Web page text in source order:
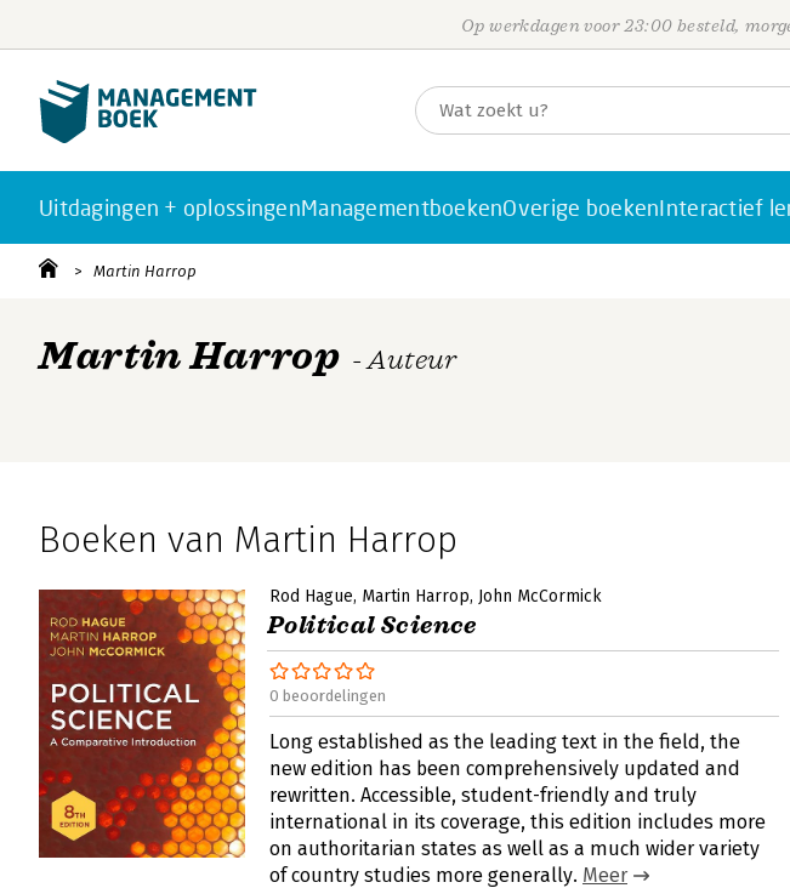
Op werkdagen voor 23:00 besteld,
Uitdagingen + oplossingenManagementboekenOverige boekenInteractief
Martin Harrop
Martin Harrop - Auteur
Boeken van Martin Harrop
Rod Hague Martin Harrop John McCormick
Political Science
0 beoordelingen
Long established as the leading text in the field, the
new edition has been comprehensively updated and
rewritten. Accessible, student-friendly and truly
international in its coverage, this edition includes more
on authoritarian states as well as a much wider variety
of country studies more generally. Meer